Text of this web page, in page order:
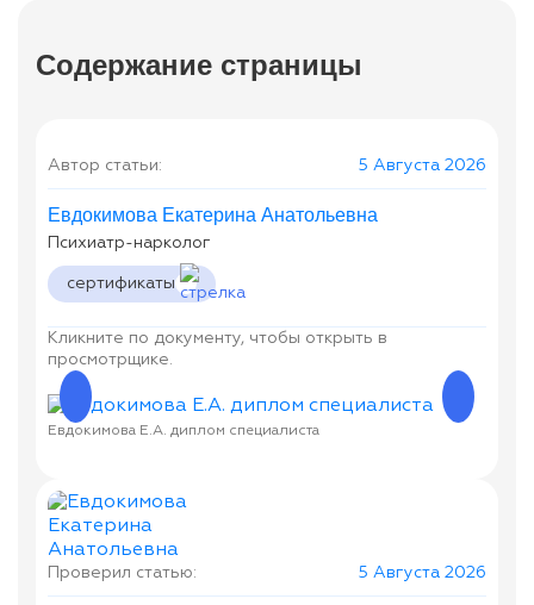
Содержание страницы
Автор статьи: 5 Августа 2026
Евдокимова Екатерина Анатольевна
Психиатр-нарколог
сертификаты
Кликните по документу, чтобы открыть в
просмотрщике.
Евдокимова Е.А. диплом специалиста
Проверил статью: 5 Августа 2026